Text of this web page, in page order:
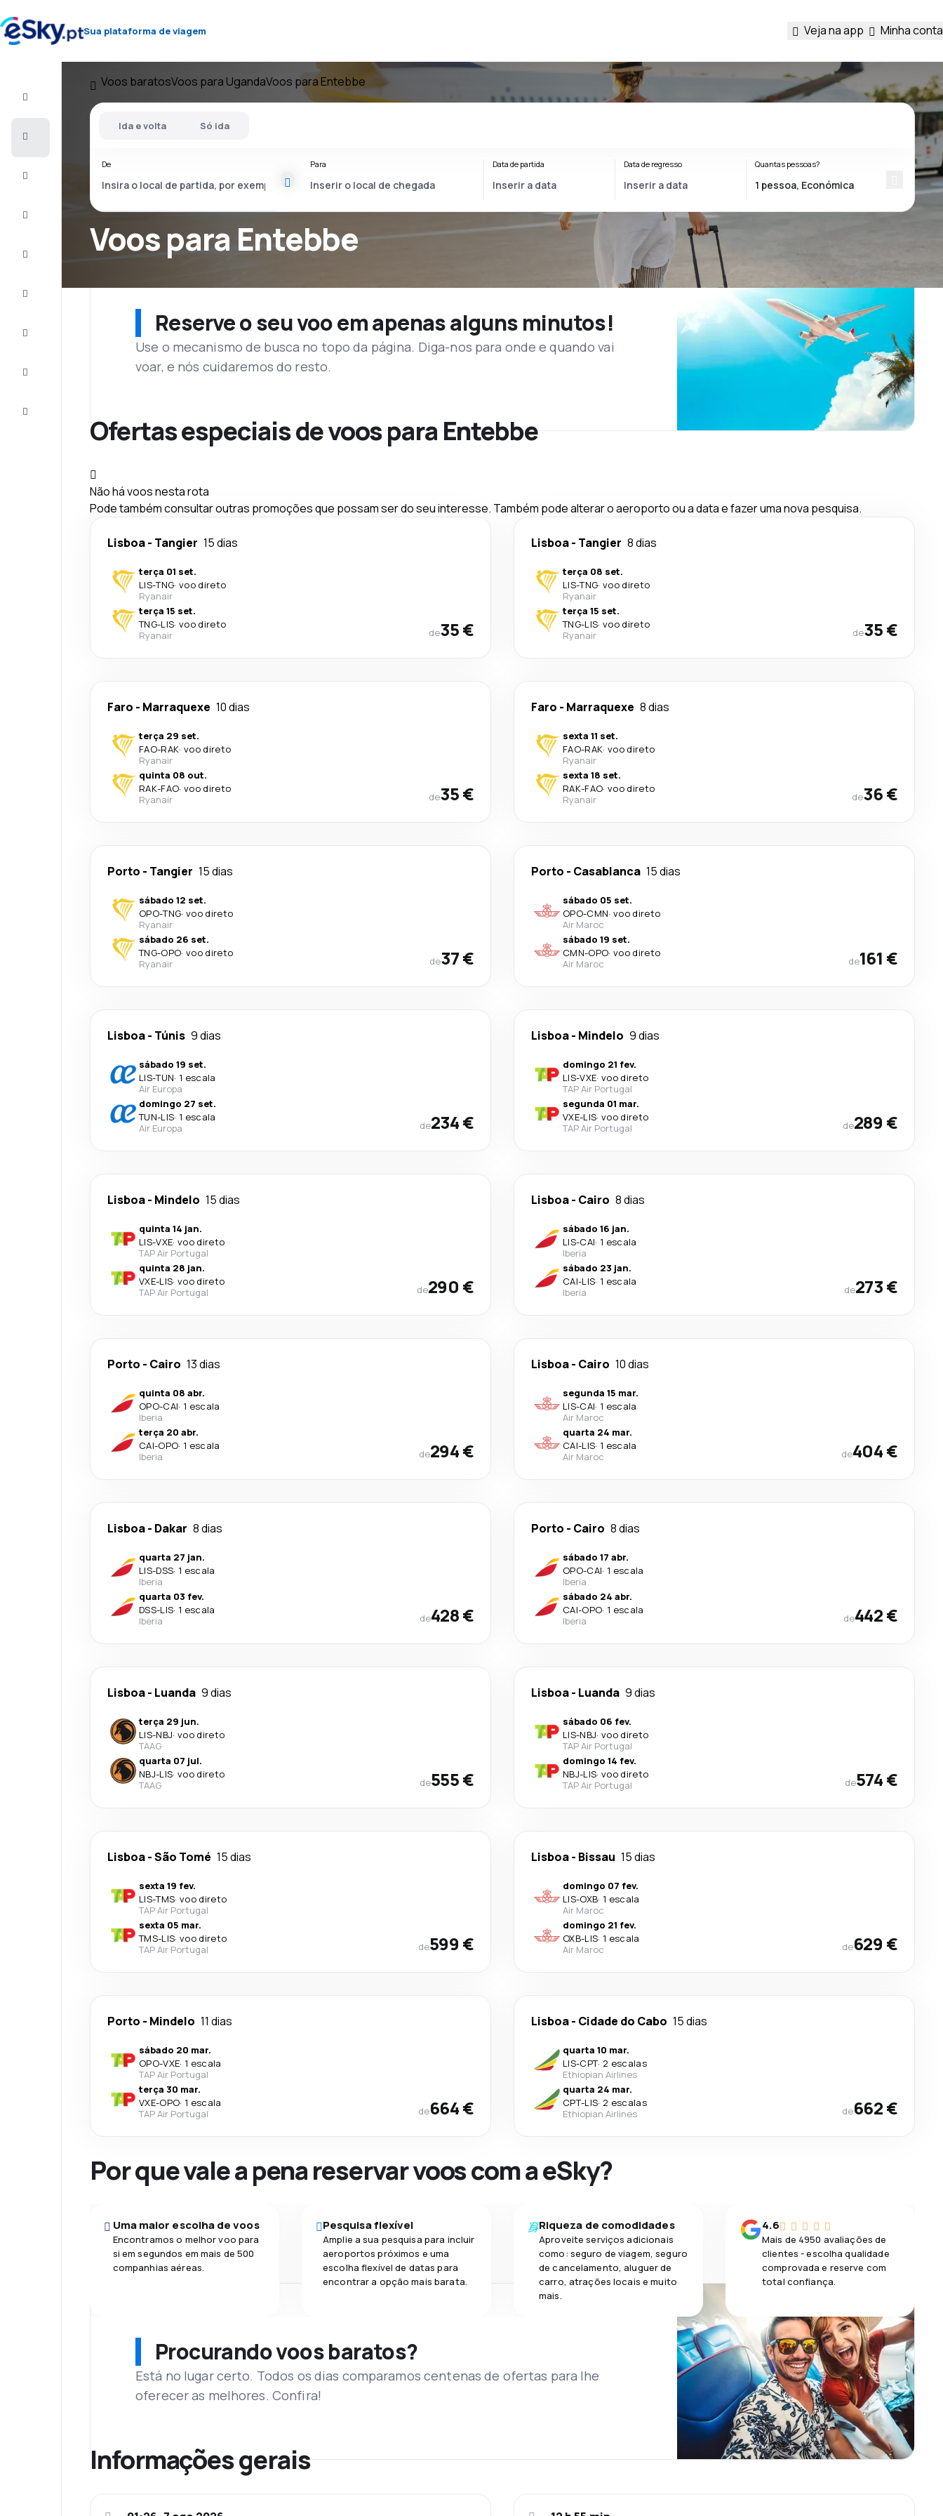
Sua plataforma de viagem Veja na app Minha conta
Voos baratosVoos para UgandaVoos para Entebbe
Voos para Entebbe
Ida e volta Só ida
De Para Data de partida Data de regresso Quantas pessoas?
Reserve o seu voo em apenas alguns minutos!
Use o mecanismo de busca no topo da página. Diga-nos para onde e quando vai
voar, e nós cuidaremos do resto.
Ofertas especiais de voos para Entebbe
Não há voos nesta rota
Pode também consultar outras promoções que possam ser do seu interesse. Também pode alterar o aeroporto ou a data e fazer uma nova pesquisa.
Lisboa- Tangier 15 dias
terça 01 set.
LIS-TNG· voo direto
Ryanair
terça 15 set.
TNG-LIS· voo direto
Ryanair
de35 €
Lisboa- Tangier 8 dias
terça 08 set.
LIS-TNG· voo direto
Ryanair
terça 15 set.
TNG-LIS· voo direto
Ryanair
de35 €
Faro - Marraquexe 10 dias
terça 29 set.
FAO-RAK· voo direto
Ryanair
quinta 08 out.
RAK-FAO· voo direto
Ryanair
de35 €
Faro - Marraquexe 8 dias
sexta 11 set.
FAO-RAK· voo direto
Ryanair
sexta 18 set.
RAK-FAO· voo direto
Ryanair
de36 €
Porto - Tangier 15 dias
sábado 12 set.
OPO-TNG· voo direto
Ryanair
sábado 26 set.
TNG-OPO· voo direto
Ryanair
de37 €
Porto - Casablanca 15 dias
sábado 05 set.
OPO-CMN· voo direto
Air Maroc
sábado 19 set.
CMN-OPO· voo direto
Air Maroc
de161 €
Lisboa- Túnis 9 dias
sábado 19 set.
LIS-TUN· 1 escala
Air Europa
domingo 27 set.
TUN-LIS· 1 escala
Air Europa
de234 €
Lisboa- Mindelo 9 dias
domingo 21 fev.
LIS-VXE· voo direto
TAP Air Portugal
segunda 01 mar.
VXE-LIS· voo direto
TAP Air Portugal
de289 €
Lisboa- Mindelo 15 dias
quinta 14 jan.
LIS-VXE· voo direto
TAP Air Portugal
quinta 28 jan.
VXE-LIS· voo direto
TAP Air Portugal
de290 €
Lisboa- Cairo 8 dias
sábado 16 jan.
LIS-CAI· 1 escala
Iberia
sábado 23 jan.
CAI-LIS· 1 escala
Iberia
de273 €
Porto - Cairo 13 dias
quinta 08 abr.
OPO-CAI· 1 escala
Iberia
terça 20 abr.
CAI-OPO· 1 escala
Iberia
de294 €
Lisboa- Cairo 10 dias
segunda 15 mar.
LIS-CAI· 1 escala
Air Maroc
quarta 24 mar.
CAI-LIS· 1 escala
Air Maroc
de404 €
Lisboa- Dakar 8 dias
quarta 27 jan.
LIS-DSS· 1 escala
Iberia
quarta 03 fev.
DSS-LIS· 1 escala
Iberia
de428 €
Porto - Cairo 8 dias
sábado 17 abr.
OPO-CAI· 1 escala
Iberia
sábado 24 abr.
CAI-OPO· 1 escala
Iberia
de442 €
Lisboa- Luanda 9 dias
terça 29 jun.
LIS-NBJ· voo direto
TAAG
quarta 07 jul.
NBJ-LIS· voo direto
TAAG
de555 €
Lisboa- Luanda 9 dias
sábado 06 fev.
LIS-NBJ· voo direto
TAP Air Portugal
domingo 14 fev.
NBJ-LIS· voo direto
TAP Air Portugal
de574 €
Lisboa-São Tomé 15 dias
sexta 19 fev.
LIS-TMS· voo direto
TAP Air Portugal
sexta 05 mar.
TMS-LIS· voo direto
TAP Air Portugal
de599 €
Lisboa- Bissau 15 dias
domingo 07 fev.
LIS-OXB· 1 escala
Air Maroc
domingo 21 fev.
OXB-LIS· 1 escala
Air Maroc
de629 €
Porto - Mindelo 11 dias
sábado 20 mar.
OPO-VXE· 1 escala
TAP Air Portugal
terça 30 mar.
VXE-OPO· 1 escala
TAP Air Portugal
de664 €
Lisboa- Cidade do Cabo 15 dias
quarta 10 mar.
LIS-CPT· 2 escalas
Ethiopian Airlines
quarta 24 mar.
CPT-LIS· 2 escalas
Ethiopian Airlines
de662 €
Por que vale a pena reservar voos com a eSky?
Uma maior escolha de voos
Encontramos o melhor voo para
si em segundos em mais de 500
companhias aéreas.
Pesquisa flexível
Amplie a sua pesquisa para incluir
aeroportos próximos e uma
escolha flexível de datas para
encontrar a opção mais barata.
Riqueza de comodidades
Aproveite serviços adicionais
como: seguro de viagem, seguro
de cancelamento, aluguer de
carro, atrações locais e muito
mais.
4.6
Mais de 4950 avaliações de
clientes - escolha qualidade
comprovada e reserve com
total confiança.
Procurando voos baratos?
Está no lugar certo. Todos os dias comparamos centenas de ofertas para lhe
oferecer as melhores. Confira!
Informações gerais